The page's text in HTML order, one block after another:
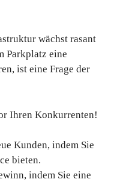
wächst rasant
Parkplatz eine
ist eine Frage der
Ihren Konkurrenten!
Kunden, indem Sie
bieten.
indem Sie eine